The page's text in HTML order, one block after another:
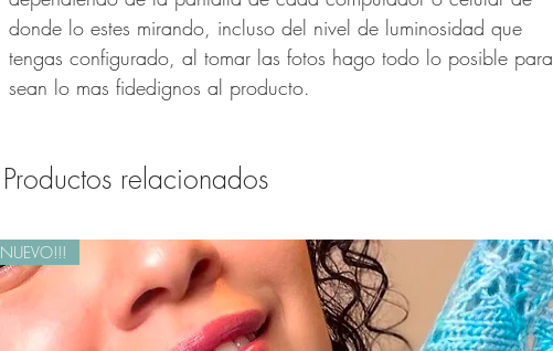
donde lo estes mirando, incluso del nivel de luminosidad que
tengas configurado, al tomar las fotos hago todo lo posible para
sean lo mas fidedignos al producto.
Productos relacionados
NUEVO!!!